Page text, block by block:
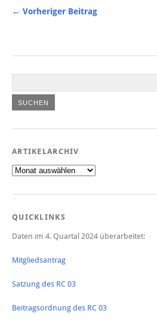
← Vorheriger Beitrag
ARTIKELARCHIV
Artikelarchiv
QUICKLINKS
Daten im 4. Quartal 2024 überarbeitet:
Mitgliedsantrag
Satzung des RC 03
Beitragsordnung des RC 03